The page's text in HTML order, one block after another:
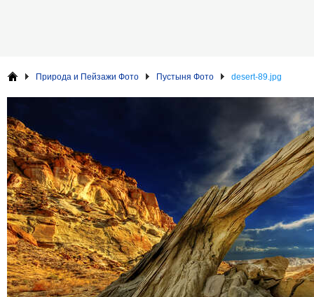
Природа и Пейзажи Фото Пустыня Фото desert-89.jpg